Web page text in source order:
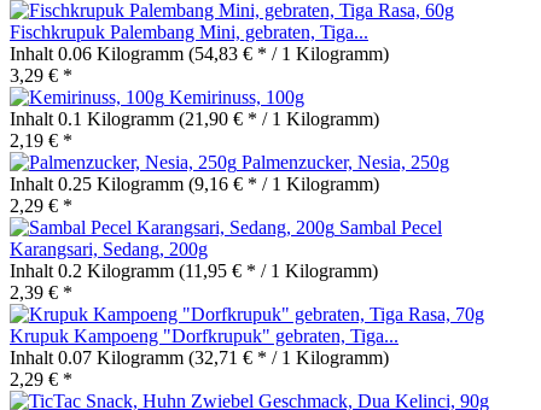
Fischkrupuk Palembang Mini, gebraten, Tiga...
Inhalt 0.06 Kilogramm (54,83 € * / 1 Kilogramm)
3,29 € *
Kemirinuss, 100g
Inhalt 0.1 Kilogramm (21,90 € * / 1 Kilogramm)
2,19 € *
Palmenzucker, Nesia, 250g
Inhalt 0.25 Kilogramm (9,16 € * / 1 Kilogramm)
2,29 € *
Sambal Pecel
Karangsari, Sedang, 200g
Inhalt 0.2 Kilogramm (11,95 € * / 1 Kilogramm)
2,39 € *
Krupuk Kampoeng "Dorfkrupuk" gebraten, Tiga...
Inhalt 0.07 Kilogramm (32,71 € * / 1 Kilogramm)
2,29 € *